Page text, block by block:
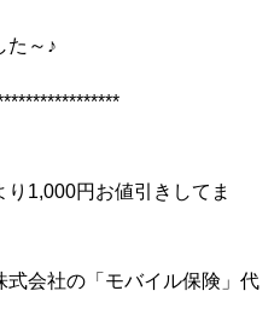
た～♪
1,000円お値引きしてま
式会社の「モバイル保険」代